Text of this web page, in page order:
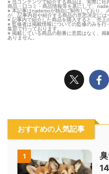
※ 当コンテンツで紹介する商品は、実際に社
商品・口コミ・商品情報等を基にして、
※ 本記事はnademoが独自に制作しており、
が、記事内容や紹介する商品の意思決定には
※ 記事内で紹介した商品を購入すると、売上
※ 監修者は掲載情報についての監修のみを
集部で行っております。
※ 掲載している商品の順番に意図はなく、
ありません。
おすすめの人気記事
1